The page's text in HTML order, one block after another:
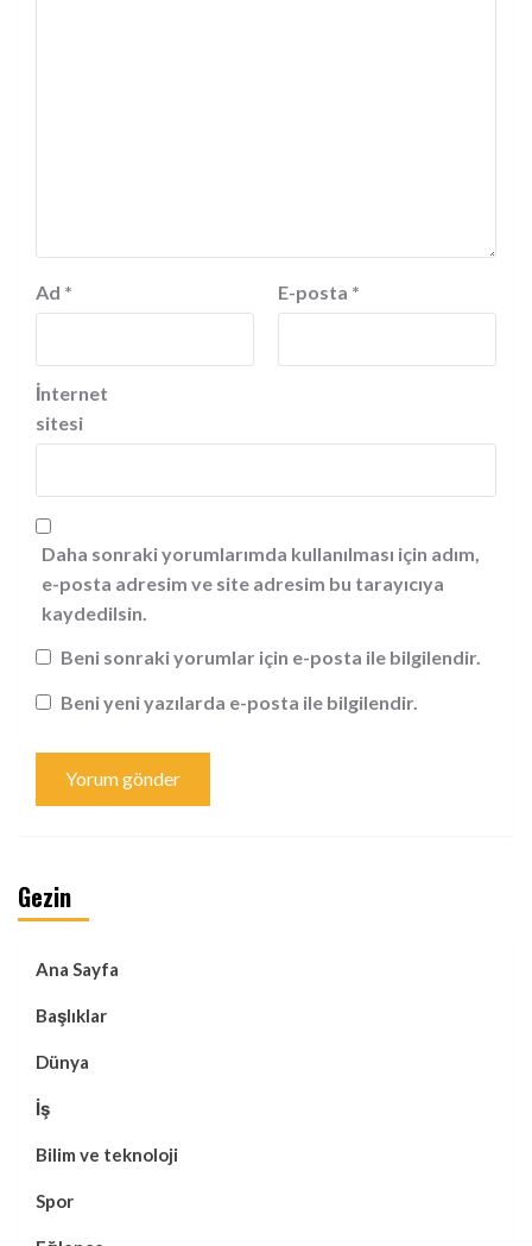
Ad * E-posta *
İnternet
sitesi
Daha sonraki yorumlarımda kullanılması için adım,
e-posta adresim ve site adresim bu tarayıcıya
kaydedilsin.
Beni sonraki yorumlar için e-posta ile bilgilendir.
Beni yeni yazılarda e-posta ile bilgilendir.
Gezin
Ana Sayfa
Başlıklar
Dünya
İş
Bilim ve teknoloji
Spor